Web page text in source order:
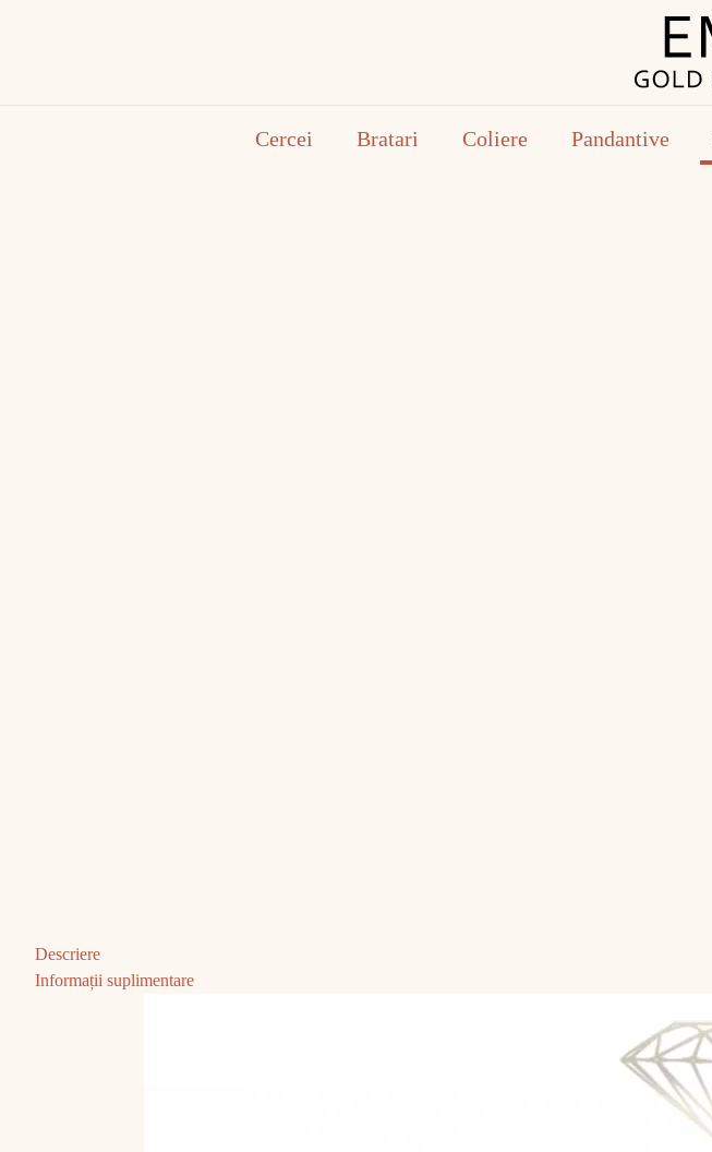
Cercei Bratari Coliere Pandantive
Descriere
Informații suplimentare